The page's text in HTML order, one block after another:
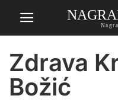
Zdrava
Božić